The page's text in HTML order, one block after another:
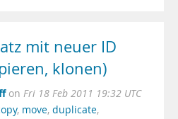
mit neuer ID
klonen)
on Fri 18 Feb 2011 19:32 UTC
, move, duplicate,